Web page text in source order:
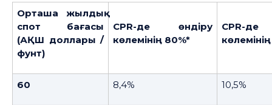
Орташа жылдық
спот бағасы
(АҚШ доллары /
фунт)
CPR-де өндіру
көлемінің 80%*
CPR-
60 8,4% 10,5%